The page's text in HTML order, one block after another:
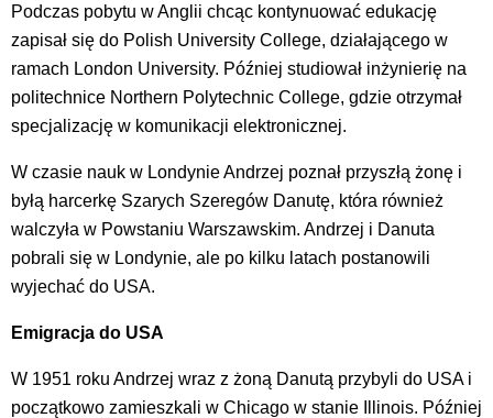
Podczas pobytu w Anglii chcąc kontynuować edukację
zapisał się do Polish University College, działającego w
ramach London University. Później studiował inżynierię na
politechnice Northern Polytechnic College, gdzie otrzymał
specjalizację w komunikacji elektronicznej.
W czasie nauk w Londynie Andrzej poznał przyszłą żonę i
byłą harcerkę Szarych Szeregów Danutę, która również
walczyła w Powstaniu Warszawskim. Andrzej i Danuta
pobrali się w Londynie, ale po kilku latach postanowili
wyjechać do USA.
Emigracja do USA
W 1951 roku Andrzej wraz z żoną Danutą przybyli do USA i
początkowo zamieszkali w Chicago w stanie Illinois. Później